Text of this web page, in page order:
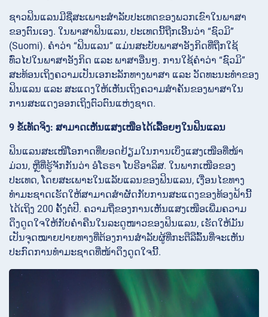
ຊາວຟິນແລນມີຊື່ສະເພາະສຳລັບປະເທດຂອງພວກເຂົາໃນພາສາ
ຂອງຕົນເອງ. ໃນພາສາຟິນແລນ, ປະເທດນີ້ຖືກເອີ້ນວ່າ “ຊົວມິ”
(Suomi). ຄຳວ່າ “ຟິນແລນ” ແມ່ນສະບັບພາສາອັງກິດທີ່ຖືກໃຊ້
ທົ່ວໄປໃນພາສາອັງກິດ ແລະ ພາສາອື່ນໆ. ການໃຊ້ຄຳວ່າ “ຊົວມິ”
ສະທ້ອນເຖິງຄວາມເປັນເອກະລັກທາງພາສາ ແລະ ວັດທະນະທຳຂອງ
ຟິນແລນ ແລະ ສະແດງໃຫ້ເຫັນເຖິງຄວາມສຳຄັນຂອງພາສາໃນ
ການສະແດງອອກເຖິງຕົວຕົນແຫ່ງຊາດ.
9 ຂໍ້ເທັດຈິງ: ສາມາດເຫັນແສງເໜືອໄດ້ເລື້ອຍໆໃນຟິນແລນ
ຟິນແລນສະເໜີໂອກາດທີ່ຍອດຢ້ຽມໃນການເບິ່ງແສງເໜືອທີ່ໜ້າ
ມ່ວນ, ຫຼືທີ່ຮູ້ຈັກກັນວ່າ ອໍໂຣຣາ ໂບຣີອາລິສ. ໃນພາກເໜືອຂອງ
ປະເທດ, ໂດຍສະເພາະໃນແລັບແລນຂອງຟິນແລນ, ເງື່ອນໄຂທາງ
ທຳມະຊາດເຮັດໃຫ້ສາມາດສຳຜັດກັບການສະແດງຂອງທ້ອງຟ້ານີ້
ໄດ້ເຖິງ 200 ຄັ້ງຕໍ່ປີ. ຄວາມຖີ່ຂອງການເຫັນແສງເໜືອເພີ່ມຄວາມ
ດຶງດູດໃຈໃຫ້ກັບຄ່ຳຄືນໃນລະດູໜາວຂອງຟິນແລນ, ເຮັດໃຫ້ມັນ
ເປັນຈຸດໝາຍປາຍທາງທີ່ຕ້ອງການສຳລັບຜູ້ທີ່ກະຕືລືລົ້ນທີ່ຈະເຫັນ
ປະກົດການທຳມະຊາດທີ່ໜ້າດຶງດູດໃຈນີ້.